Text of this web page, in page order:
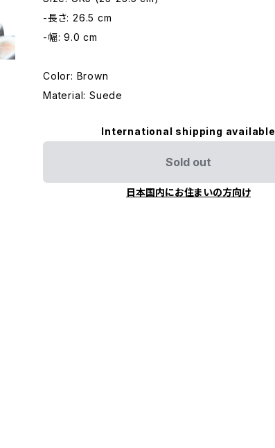
-長さ: 26.5 cm
-幅: 9.0 cm
Color: Brown
Material: Suede
International shipping available
Sold out
日本国内にお住まいの方向け